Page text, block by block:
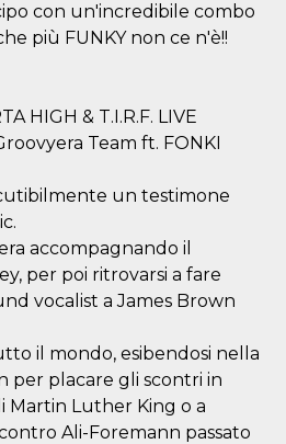
con un'incredibile combo
più FUNKY non ce n'è!!
HIGH & T.I.R.F. LIVE
Team ft. FONKI
un testimone
accompagnando il
per poi ritrovarsi a fare
vocalist a James Brown
il mondo, esibendosi nella
per placare gli scontri in
Martin Luther King o a
Ali-Foremann passato
identificar el
tráfico web de
confianza y
dirección IP del
visitante. Es
esencial para
seguridad de un
maliciosos.
Automattic
Sesión
Se utiliza en
Comprueba si el
habilitadas las
PHP.net
Sesión
Cookie